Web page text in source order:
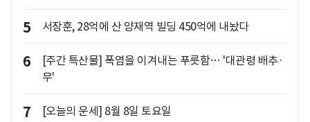
5 서장훈, 28억에 산 양재역 빌딩 450억에 내놨다
6
[주간 특산물] 폭염을 이겨내는 푸릇함… '대관령 배추·
무'
7 [오늘의 운세] 8월 8일 토요일